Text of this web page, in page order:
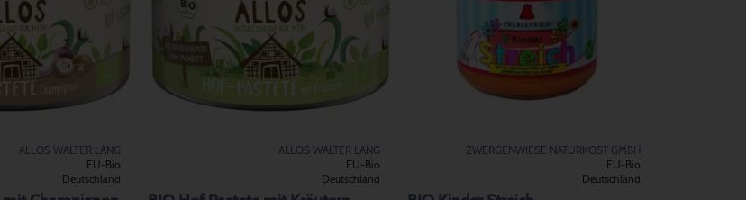
ALLOS WALTER LANG
EU-Bio
Deutschland
ALLOS WALTER LANG
EU-Bio
Deutschland
ZWERGENWIESE NATURKOST GMBH
EU-Bio
Deutschland